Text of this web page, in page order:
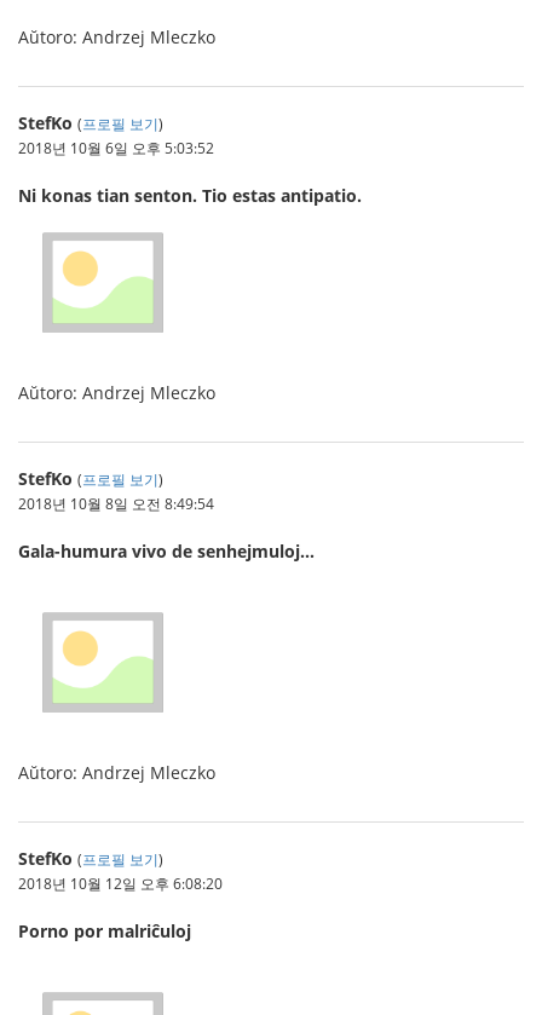
Aŭtoro: Andrzej Mleczko
StefKo (프로필 보기)
2018년 10월 6일 오후 5:03:52
Ni konas tian senton. Tio estas antipatio.
Aŭtoro: Andrzej Mleczko
StefKo (프로필 보기)
2018년 10월 8일 오전 8:49:54
Gala-humura vivo de senhejmuloj…
Aŭtoro: Andrzej Mleczko
StefKo (프로필 보기)
2018년 10월 12일 오후 6:08:20
Porno por malriĉuloj